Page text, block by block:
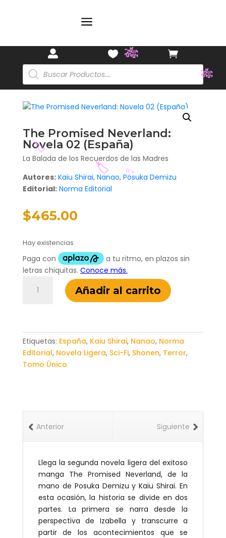
a
 

Búsqueda
de
productos
The Promised Neverland:
Novela 02 (España)
La Balada de los Recuerdos de las Madres
Autores: Kaiu Shirai, Nanao, Posuka Demizu
Editorial: Norma Editorial
$465.00
Hay existencias
Promised
(España)
cantidad
Añadir al carrito
Etiquetas: España, Kaiu Shirai, Nanao, Norma
Editorial, Novela Ligera, Sci-Fi, Shonen, Terror,
Tomo Único
Siguiente
Anterior
Llega la segunda novela ligera del exitoso
manga The Promised Neverland, de la
mano de Posuka Demizu y Kaiu Shirai. En
esta ocasión, la historia se divide en dos
partes. La primera se narra desde la
perspectiva de Izabella y transcurre a
partir de los acontecimientos que se
🎋
🏷️